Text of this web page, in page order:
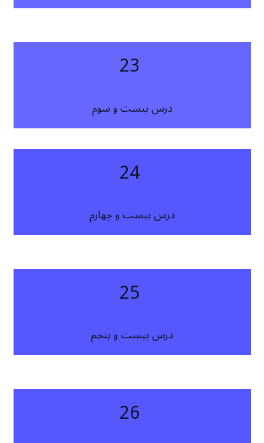
درس بیست و سوم
درس بیست و چهارم
درس بیست و پنجم